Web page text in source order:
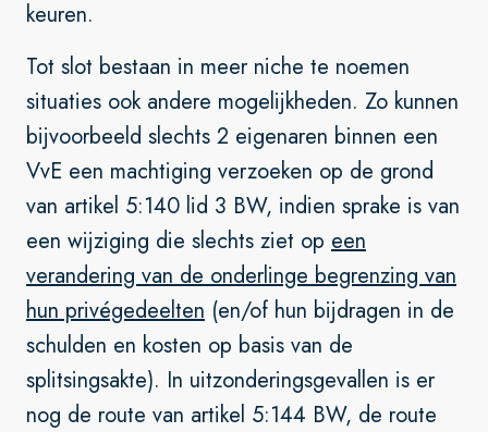
keuren.
Tot slot bestaan in meer niche te noemen
situaties ook andere mogelijkheden. Zo kunnen
bijvoorbeeld slechts 2 eigenaren binnen een
VvE een machtiging verzoeken op de grond
van artikel 5:140 lid 3 BW, indien sprake is van
een wijziging die slechts ziet op een
verandering van de onderlinge begrenzing van
hun privégedeelten (en/of hun bijdragen in de
schulden en kosten op basis van de
splitsingsakte). In uitzonderingsgevallen is er
nog de route van artikel 5:144 BW, de route